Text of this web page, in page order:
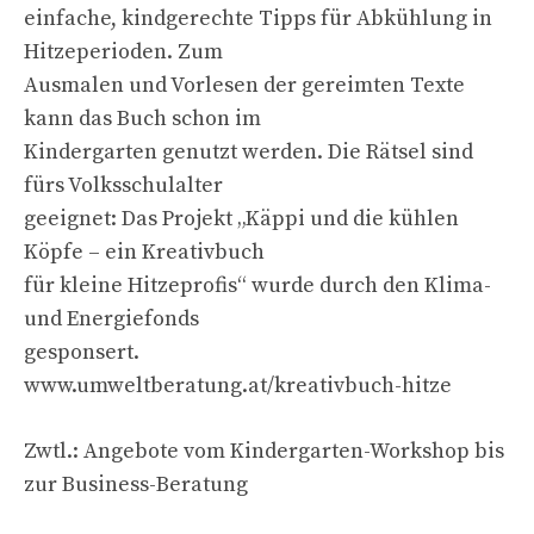
einfache, kindgerechte Tipps für Abkühlung in
Hitzeperioden. Zum
Ausmalen und Vorlesen der gereimten Texte
kann das Buch schon im
Kindergarten genutzt werden. Die Rätsel sind
fürs Volksschulalter
geeignet: Das Projekt „Käppi und die kühlen
Köpfe – ein Kreativbuch
für kleine Hitzeprofis“ wurde durch den Klima-
und Energiefonds
gesponsert.
www.umweltberatung.at/kreativbuch-hitze
Zwtl.: Angebote vom Kindergarten-Workshop bis
zur Business-Beratung